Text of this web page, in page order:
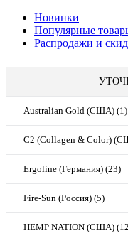
Новинки
Популярные
Распродажи и
Australian Gold (США) (1)
C2 (Collagen & Color)
Ergoline (Германия) (23)
Fire-Sun (Россия) (5)
HEMP NATION (США)